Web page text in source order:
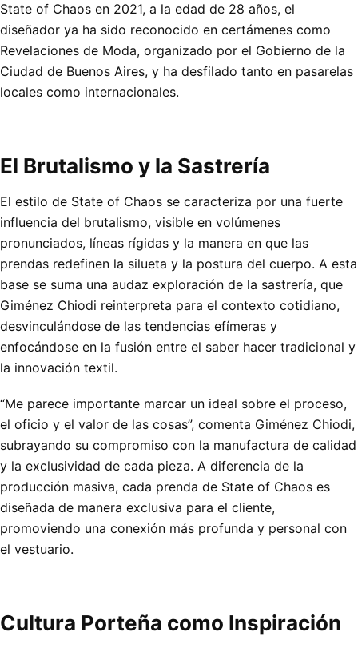
State of Chaos en 2021, a la edad de 28 años, el
diseñador ya ha sido reconocido en certámenes como
Revelaciones de Moda, organizado por el Gobierno de la
Ciudad de Buenos Aires, y ha desfilado tanto en pasarelas
locales como internacionales.
El Brutalismo y la Sastrería
El estilo de State of Chaos se caracteriza por una fuerte
influencia del brutalismo, visible en volúmenes
pronunciados, líneas rígidas y la manera en que las
prendas redefinen la silueta y la postura del cuerpo. A esta
base se suma una audaz exploración de la sastrería, que
Giménez Chiodi reinterpreta para el contexto cotidiano,
desvinculándose de las tendencias efímeras y
enfocándose en la fusión entre el saber hacer tradicional y
la innovación textil.
“Me parece importante marcar un ideal sobre el proceso,
el oficio y el valor de las cosas”, comenta Giménez Chiodi,
subrayando su compromiso con la manufactura de calidad
y la exclusividad de cada pieza. A diferencia de la
producción masiva, cada prenda de State of Chaos es
diseñada de manera exclusiva para el cliente,
promoviendo una conexión más profunda y personal con
el vestuario.
Cultura Porteña como Inspiración